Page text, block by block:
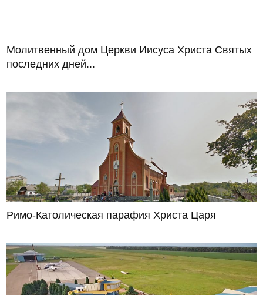
Молитвенный дом Церкви Иисуса Христа Святых
последних дней...
Римо-Католическая парафия Христа Царя